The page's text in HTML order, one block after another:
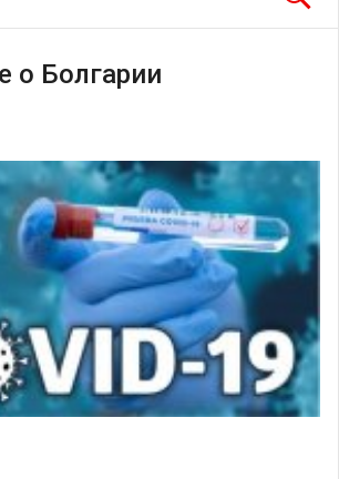
о Болгарии